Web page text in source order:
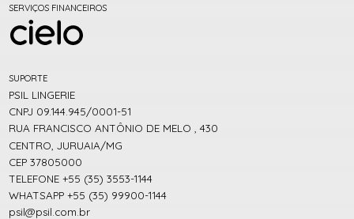
SERVIÇOS FINANCEIROS
SUPORTE
PSIL LINGERIE
CNPJ 09.144.945/0001-51
RUA FRANCISCO ANTÔNIO DE MELO , 430
CENTRO, JURUAIA/MG
CEP 37805000
TELEFONE +55 (35) 3553-1144
WHATSAPP +55 (35) 99900-1144
psil@psil.com.br